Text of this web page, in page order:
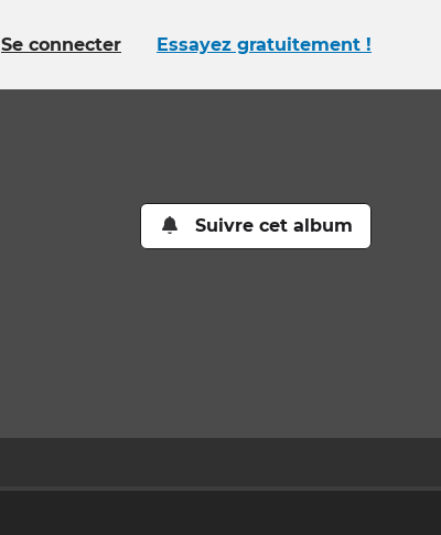
Se connecter Essayez gratuitement !
Suivre cet album